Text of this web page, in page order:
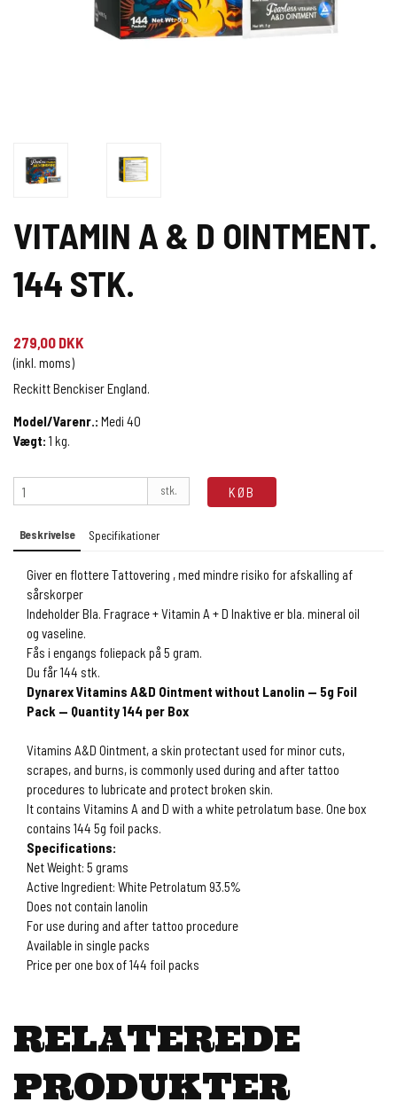
VITAMIN A & D OINTMENT.
144 STK.
279,00 DKK
(inkl. moms)
Reckitt Benckiser England.
Model/Varenr.: Medi 40
Vægt: 1 kg.
stk. KØB
Beskrivelse Specifikationer
Giver en flottere Tattovering , med mindre risiko for afskalling af
sårskorper
Indeholder Bla. Fragrace + Vitamin A + D Inaktive er bla. mineral oil
og vaseline.
Fås i engangs foliepack på 5 gram.
Du får 144 stk.
Dynarex Vitamins A&D Ointment without Lanolin — 5g Foil
Pack — Quantity 144 per Box
Vitamins A&D Ointment, a skin protectant used for minor cuts,
scrapes, and burns, is commonly used during and after tattoo
procedures to lubricate and protect broken skin.
It contains Vitamins A and D with a white petrolatum base. One box
contains 144 5g foil packs.
Specifications:
Net Weight: 5 grams
Active Ingredient: White Petrolatum 93.5%
Does not contain lanolin
For use during and after tattoo procedure
Available in single packs
Price per one box of 144 foil packs
RELATEREDE
PRODUKTER